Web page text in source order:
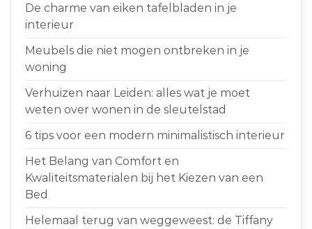
De charme van eiken tafelbladen in je
interieur
Meubels die niet mogen ontbreken in je
woning
Verhuizen naar Leiden: alles wat je moet
weten over wonen in de sleutelstad
6 tips voor een modern minimalistisch interieur
Het Belang van Comfort en
Kwaliteitsmaterialen bij het Kiezen van een
Bed
Helemaal terug van weggeweest: de Tiffany